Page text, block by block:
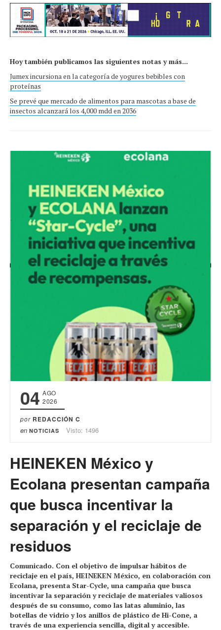
Hoy también publicamos las siguientes notas y más...
Jumex incursiona en la categoría de yogures bebibles con
proteínas
Se prevé que mercado de alimentos para mascotas a base de
insectos alcanzará los 4,000 mdd en 2036
04 AGO
2026
por REDACCIÓN C
en NOTICIAS Visto: 1496
HEINEKEN México y
Ecolana presentan campaña
que busca incentivar la
separación y el reciclaje de
residuos
Comunicado. Con el objetivo de impulsar hábitos de
reciclaje en el país, HEINEKEN México, en colaboración con
Ecolana, presenta Star-Cycle, una campaña que busca
incentivar la separación y reciclaje de materiales valiosos
después de su consumo, como las latas aluminio, las
botellas de vidrio y los anillos de plástico de Hi-Cone, a
través de una experiencia sencilla, digital y accesible.